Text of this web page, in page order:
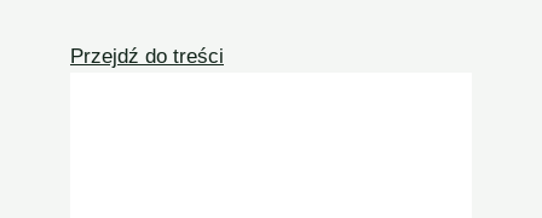
Przejdź do treści